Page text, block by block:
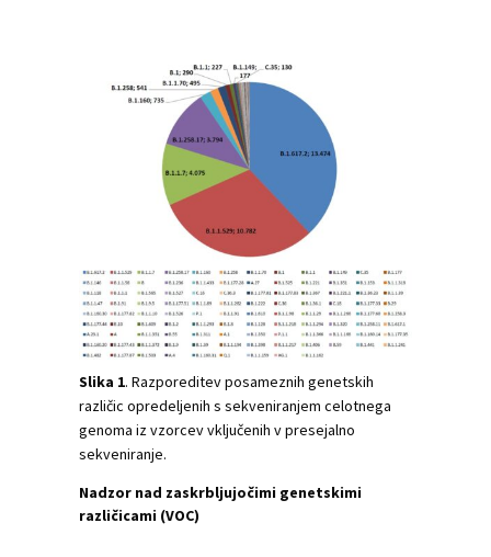
Slika 1. Razporeditev posameznih genetskih
različic opredeljenih s sekveniranjem celotnega
genoma iz vzorcev vključenih v presejalno
sekveniranje.
Nadzor nad zaskrbljujočimi genetskimi
različicami (VOC)